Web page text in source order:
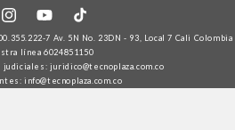
Instagram
YouTube
7 Av. 5N No. 23DN - 93, Local 7 Cali Colombia
línea6024851150
juridico@tecnoplaza.com.co
info@tecnoplaza.com.co